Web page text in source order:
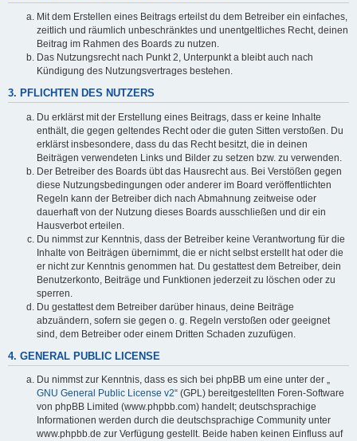
Mit dem Erstellen eines Beitrags erteilst du dem Betreiber ein einfaches,
zeitlich und räumlich unbeschränktes und unentgeltliches Recht, deinen
Beitrag im Rahmen des Boards zu nutzen.
Das Nutzungsrecht nach Punkt 2, Unterpunkt a bleibt auch nach
Kündigung des Nutzungsvertrages bestehen.
3. PFLICHTEN DES NUTZERS
Du erklärst mit der Erstellung eines Beitrags, dass er keine Inhalte
enthält, die gegen geltendes Recht oder die guten Sitten verstoßen. Du
erklärst insbesondere, dass du das Recht besitzt, die in deinen
Beiträgen verwendeten Links und Bilder zu setzen bzw. zu verwenden.
Der Betreiber des Boards übt das Hausrecht aus. Bei Verstößen gegen
diese Nutzungsbedingungen oder anderer im Board veröffentlichten
Regeln kann der Betreiber dich nach Abmahnung zeitweise oder
dauerhaft von der Nutzung dieses Boards ausschließen und dir ein
Hausverbot erteilen.
Du nimmst zur Kenntnis, dass der Betreiber keine Verantwortung für die
Inhalte von Beiträgen übernimmt, die er nicht selbst erstellt hat oder die
er nicht zur Kenntnis genommen hat. Du gestattest dem Betreiber, dein
Benutzerkonto, Beiträge und Funktionen jederzeit zu löschen oder zu
sperren.
Du gestattest dem Betreiber darüber hinaus, deine Beiträge
abzuändern, sofern sie gegen o. g. Regeln verstoßen oder geeignet
sind, dem Betreiber oder einem Dritten Schaden zuzufügen.
4. GENERAL PUBLIC LICENSE
Du nimmst zur Kenntnis, dass es sich bei phpBB um eine unter der „
GNU General Public License v2“ (GPL) bereitgestellten Foren-Software
von phpBB Limited (www.phpbb.com) handelt; deutschsprachige
Informationen werden durch die deutschsprachige Community unter
www.phpbb.de zur Verfügung gestellt. Beide haben keinen Einfluss auf